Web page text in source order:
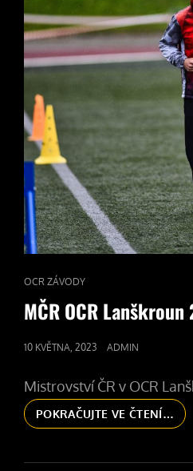
CAT
LINKS
OCR ZÁVODY
MČR OCR Lanškroun
POSTED
10 KVĚTNA, 2023 ADMIN
Mistrovství ČR v OCR
POKRAČUJTE VE ČTENÍ… MČR
OCR